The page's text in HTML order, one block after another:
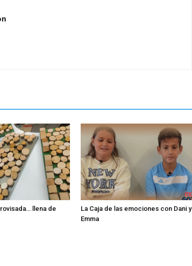
llena de
La Caja de las emociones con Dani y
Emma